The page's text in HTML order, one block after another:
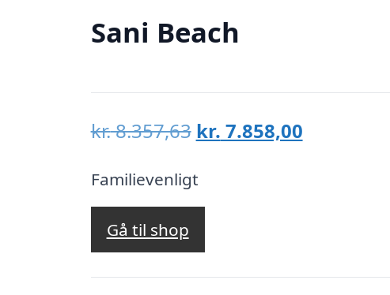
Sani Beach
kr.8.357,63 Den
pris
var:
kr. 7.858,00Den
Familievenligt
Gå til shop